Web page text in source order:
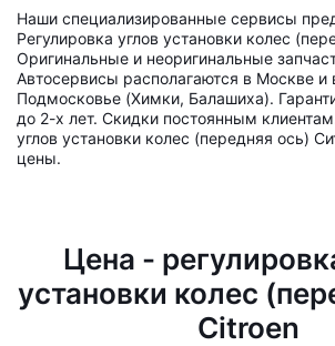
Наши специализированные сервисы
Регулировка углов установки колес
Оригинальные и неоригинальные
Автосервисы располагаются в Москве
Подмосковье (Химки, Балашиха).
до 2-х лет. Скидки постоянным
углов установки колес (передняя ось)
цены.
Цена -
установки колес
Citroen